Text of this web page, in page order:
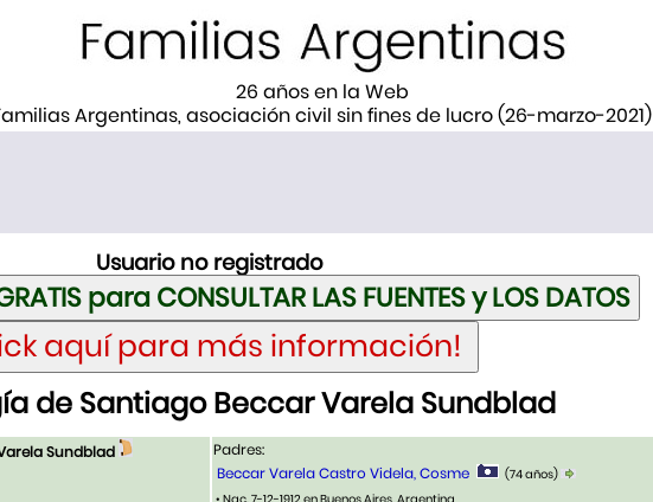
26 años en la Web
Argentinas, asociación civil sin fines de lucro (26-marzo-2021)
Usuario no registrado
de Santiago Beccar Varela Sundblad
Sundblad
Padres:
Beccar Varela Castro Videla, Cosme
(74 años)